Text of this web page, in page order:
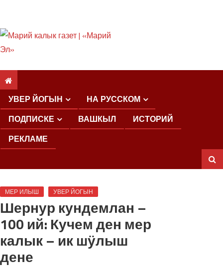
УВЕР ЙОГЫН
НА РУССКОМ
ПОДПИСКЕ
ВАШКЫЛ
ИСТОРИЙ
РЕКЛАМЕ
МЕР ИЛЫШ УВЕР ЙОГЫН
Шернур кундемлан –
100 ий: Кучем ден мер
калык – ик шӱлыш
дене